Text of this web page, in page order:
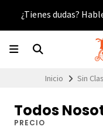
¿Tienes dudas?
Inicio Sin
Todos
PRECIO